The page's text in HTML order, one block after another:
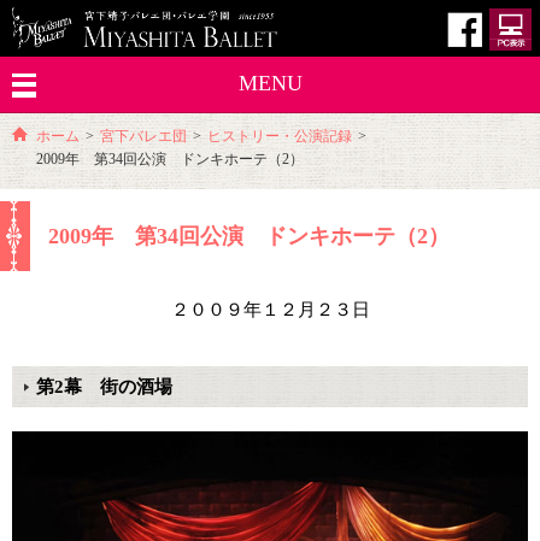
MENU
ホーム > 宮下バレエ団 > ヒストリー・公演記録 >
2009年 第34回公演 ドンキホーテ（2）
2009年 第34回公演 ドンキホーテ（2）
２００９年１２月２３日
第2幕 街の酒場